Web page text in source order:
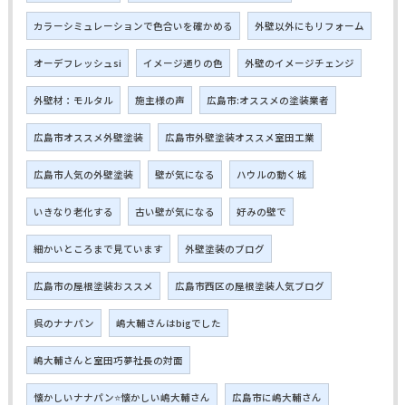
カラーシミュレーションで色合いを確かめる 外壁以外にもリフォーム
オーデフレッシュsi イメージ通りの色 外壁のイメージチェンジ
外壁材：モルタル 施主様の声 広島市:オススメの塗装業者
広島市オススメ外壁塗装 広島市外壁塗装オススメ室田工業
広島市人気の外壁塗装 壁が気になる ハウルの動く城
いきなり老化する 古い壁が気になる 好みの壁で
細かいところまで見ています 外壁塗装のブログ
広島市の屋根塗装おススメ 広島市西区の屋根塗装人気ブログ
呉のナナパン 嶋大輔さんはbigでした
嶋大輔さんと室田巧夢社長の対面
懐かしいナナパン⭐懐かしい嶋大輔さん 広島市に嶋大輔さん